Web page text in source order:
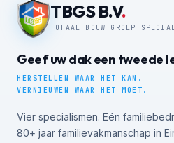
TBGS B.V.
TOTAAL BOUW GROEP
Geef uw dak een tweede
HERSTELLEN WAAR HET KAN.
VERNIEUWEN WAAR HET MOET.
Vier specialismen. Eén
80+ jaar familievakmanschap in